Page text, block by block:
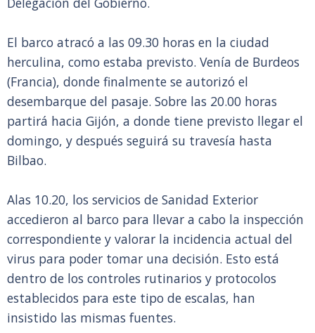
El barco atracó a las 09.30 horas en la ciudad
herculina, como estaba previsto. Venía de Burdeos
(Francia), donde finalmente se autorizó el
desembarque del pasaje. Sobre las 20.00 horas
partirá hacia Gijón, a donde tiene previsto llegar el
domingo, y después seguirá su travesía hasta
Bilbao.
Alas 10.20, los servicios de Sanidad Exterior
accedieron al barco para llevar a cabo la inspección
correspondiente y valorar la incidencia actual del
virus para poder tomar una decisión. Esto está
dentro de los controles rutinarios y protocolos
establecidos para este tipo de escalas, han
insistido las mismas fuentes.